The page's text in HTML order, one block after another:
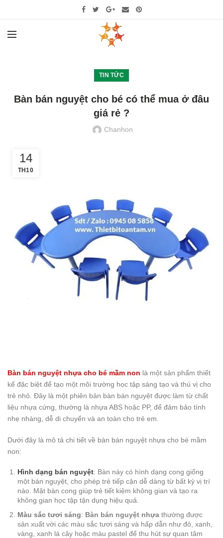
TIN TỨC
Bàn bán nguyệt cho bé có thể mua ở đâu
giá rẻ ?
Chanhon
14
TH10
Bàn bán nguyệt nhựa cho bé mầm non là một sản phẩm thiết
kế đặc biệt để tạo một môi trường học tập sáng tạo và thú vị cho
trẻ nhỏ. Đây là một phiên bản bàn bán nguyệt được làm từ chất
liệu nhựa cứng, thường là nhựa ABS hoặc PP, để đảm bảo tính
nhẹ nhàng, dễ di chuyển và an toàn cho trẻ em.
Dưới đây là mô tả chi tiết về bàn bán nguyệt nhựa cho bé mầm
non:
Hình dạng bán nguyệt: Bàn này có hình dạng cong giống
một bán nguyệt, cho phép trẻ tiếp cận dễ dàng từ bất kỳ vị trí
nào. Mặt bàn cong giúp trẻ tiết kiệm không gian và tạo ra
không gian học tập tận dụng hiệu quả.
Màu sắc tươi sáng: Bàn bán nguyệt nhựa thường được
sản xuất với các màu sắc tươi sáng và hấp dẫn như đỏ, xanh,
vàng, xanh lá cây hoặc màu pastel để thu hút sự quan tâm